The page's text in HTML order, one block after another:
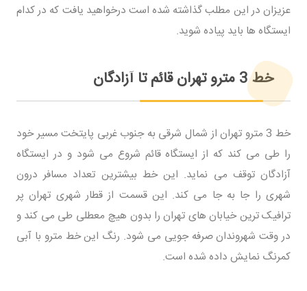
عزیزان در این مطلب گذاشته شده است درخواهید یافت که در کدام
ایستگاه ها باید پیاده شوید.
خط 3 مترو تهران قائم تا آزادگان
خط 3 مترو تهران از شمال شرقی به جنوب غربی پایتخت مسیر خود
را طی می کند که از ایستگاه قائم شروع می شود و در ایستگاه
آزادگان توقف می نماید. این خط بیشترین تعداد مسافر درون
شهری را جا به جا می کند. این قسمت از قطار شهری تهران پر
ترافیک ترین خیابان های تهران را بدون هیچ معطلی طی می کند و
در وقت شهروندان صرفه جویی می شود. رنگ این خط مترو با آبی
کمرنگ نمایش داده شده است.